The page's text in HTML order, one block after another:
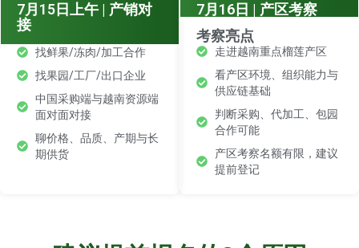
7月15日上午 | 产销对
接
找鲜果/冻肉/加工合作
找果园/工厂/出口企业
中国采购端与越南资源端
面对面对接
聊价格、品质、产期与长
期供货
7月16日 | 产区考察
考察亮点
走进越南重点榴莲产区
看产区环境、组织能力与
供应链基础
判断采购、代加工、包园
合作可能
产区考察名额有限，建议
提前登记